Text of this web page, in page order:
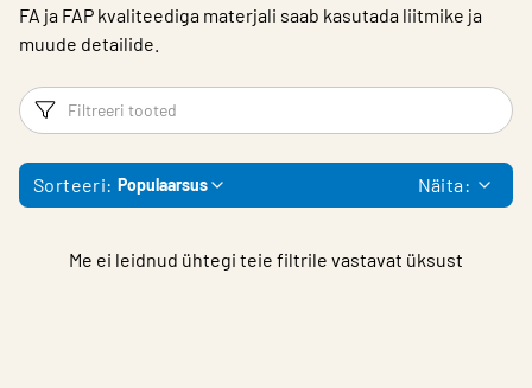
Choose languge
Estonia
FA ja FAP kvaliteediga materjali saab kasutada liitmike ja
muude detailide.
Filtrid
Sorteeri: Populaarsus Näita:
Me ei leidnud ühtegi teie filtrile vastavat üksust